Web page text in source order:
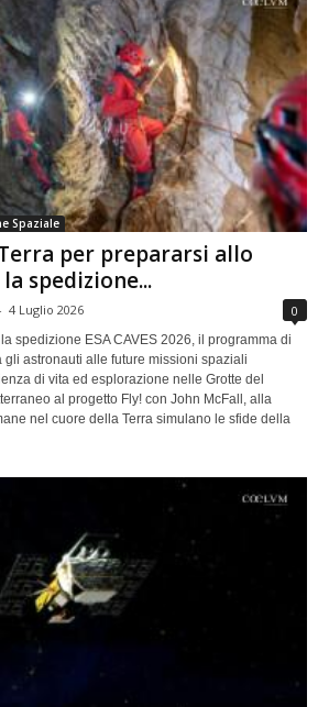
Spaziale
per prepararsi allo
spedizione...
4 Luglio 2026 0
spedizione ESA CAVES 2026, il programma di
astronauti alle future missioni spaziali
di vita ed esplorazione nelle Grotte del
al progetto Fly! con John McFall, alla
nel cuore della Terra simulano le sfide della